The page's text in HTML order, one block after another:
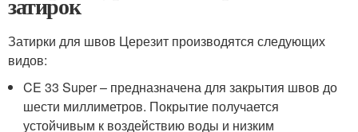
Затирки для швов Церезит производятся следующих
видов:
CE 33 Super – предназначена для закрытия швов до
шести миллиметров. Покрытие получается
устойчивым к воздействию воды и низким